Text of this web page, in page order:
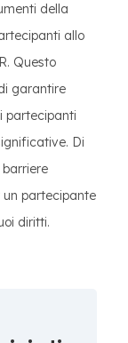
della
allo
Questo
garantire
partecipanti
Di
un partecipante
diritti.